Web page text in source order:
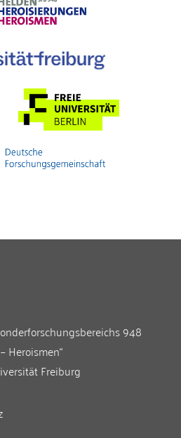
948
Heroismen“
Freiburg